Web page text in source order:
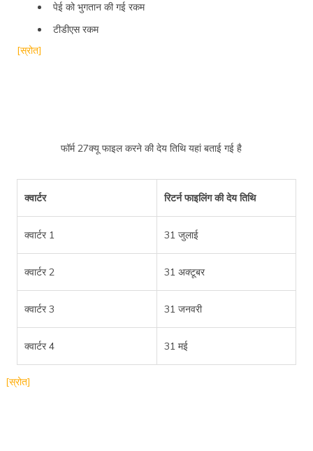
पेई को भुगतान की गई रकम
टीडीएस रकम
[स्रोत]
फॉर्म 27क्यू फाइल करने की देय तिथि यहां बताई गई है
क्वार्टर रिटर्न फाइलिंग की देय तिथि
क्वार्टर 1 31 जुलाई
क्वार्टर 2 31 अक्टूबर
क्वार्टर 3 31 जनवरी
क्वार्टर 4 31 मई
[स्रोत]